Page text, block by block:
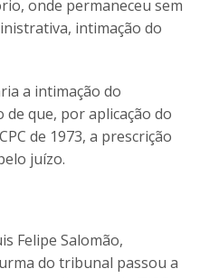
onde permaneceu sem
intimação do
a intimação do
que, por aplicação do
de 1973, a prescrição
juízo.
Felipe Salomão,
do tribunal passou a